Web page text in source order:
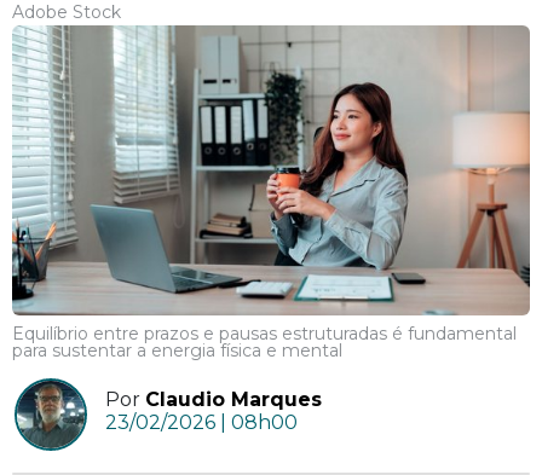
Adobe Stock
Equilíbrio entre prazos e pausas estruturadas é fundamental
para sustentar a energia física e mental
Por Claudio Marques
23/02/2026 | 08h00